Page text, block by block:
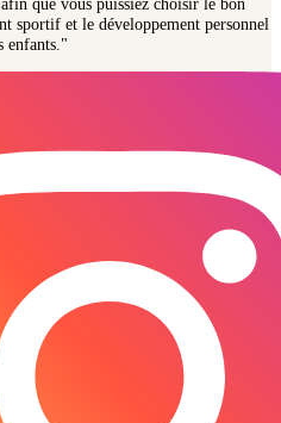
sportif et le développement personnel
enfants."